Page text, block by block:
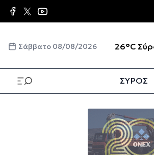
Παράκαμψη
προς
κυρίωςΣάββατο 08/08/2026 26°C
ΣΥΡΟΣ